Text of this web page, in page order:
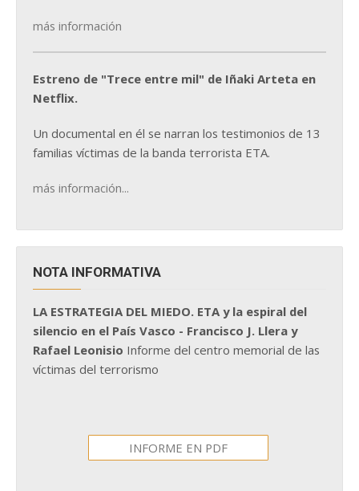
más información
Estreno de "Trece entre mil" de Iñaki Arteta en
Netflix.
Un documental en él se narran los testimonios de 13
familias víctimas de la banda terrorista ETA.
más información...
NOTA INFORMATIVA
LA ESTRATEGIA DEL MIEDO. ETA y la espiral del
silencio en el País Vasco - Francisco J. Llera y
Rafael Leonisio Informe del centro memorial de las
víctimas del terrorismo
INFORME EN PDF